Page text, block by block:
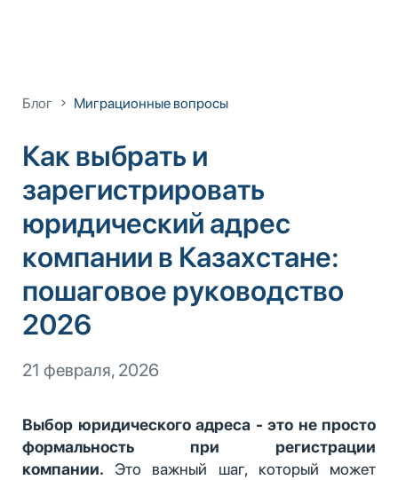
Блог Миграционные вопросы
Как выбрать и
зарегистрировать
юридический адрес
компании в Казахстане:
пошаговое руководство
2026
21 февраля, 2026
Выбор юридического адреса - это не просто
формальность при регистрации
компании. Это важный шаг, который может